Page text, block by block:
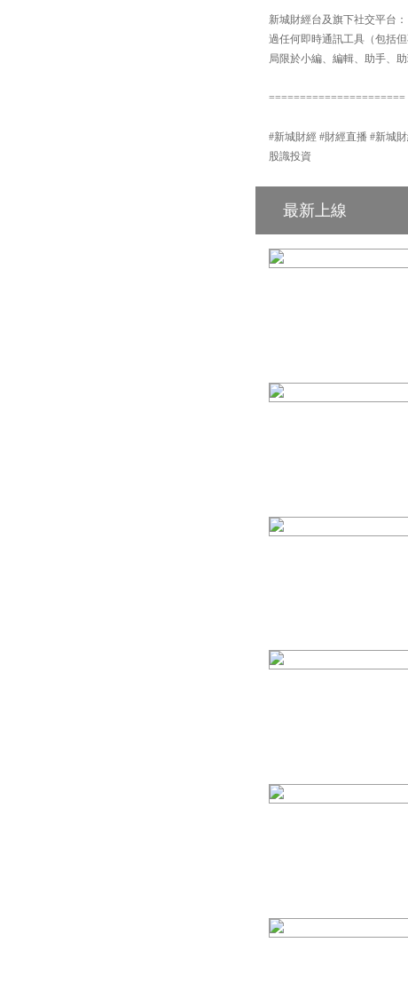
新城財經台及旗下社交平台
過任何即時通訊工具（包括
局限於小編、編輯、助手、
======================
#新城財經 #財經直播 #新城財
股識投資
最新上線